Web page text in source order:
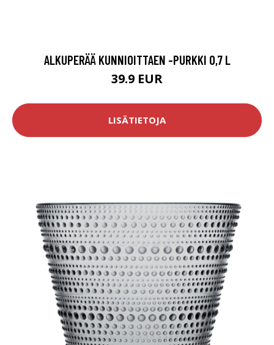
ALKUPERÄÄ KUNNIOITTAEN -PURKKI 0,7 L
39.9 EUR
LISÄTIETOJA